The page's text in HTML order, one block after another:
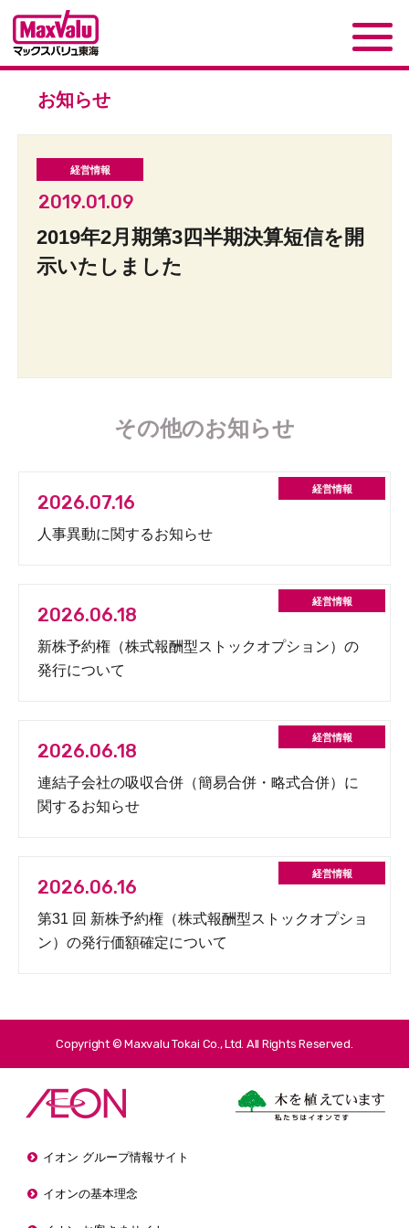
お知らせ
2019.01.09
2019年2月期第3四半期決算短信を開
示いたしました
その他のお知らせ
2026.07.16
人事異動に関するお知らせ
2026.06.18
新株予約権（株式報酬型ストックオプション）の
発行について
2026.06.18
連結子会社の吸収合併（簡易合併・略式合併）に
関するお知らせ
2026.06.16
第31 回 新株予約権（株式報酬型ストックオプショ
ン）の発行価額確定について
Copyright © Maxvalu Tokai Co., Ltd. All Rights Reserved.
イオン グループ情報サイト
イオンの基本理念